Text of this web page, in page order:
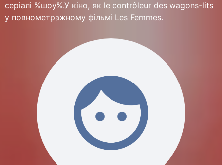
серіалі %шоу%.У кіно, як le contrôleur des wagons-lits
у повнометражному фільмі Les Femmes.